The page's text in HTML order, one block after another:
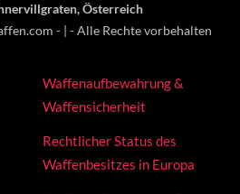
Österreich
- | - Alle Rechte vorbehalten
Waffenaufbewahrung &
Waffensicherheit
Rechtlicher Status des
Waffenbesitzes in Europa